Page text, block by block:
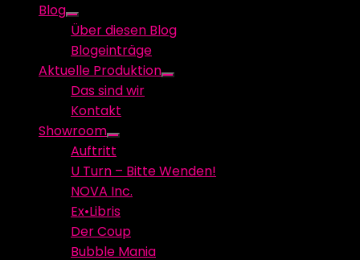
Blog
Show
sub
menu
Über diesen Blog
Blogeinträge
Aktuelle Produktion
Show
Das sind wir
Kontakt
Showroom
Show
sub
menu
Auftritt
U Turn – Bitte Wenden!
NOVA Inc.
Ex•Libris
Der Coup
Bubble Mania